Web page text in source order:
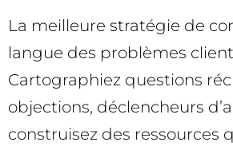
La meilleure stratégie de
langue des problèmes
Cartographiez questions
objections, déclencheurs
construisez des ressources